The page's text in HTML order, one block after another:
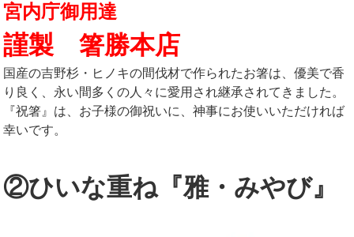
宮内庁御用達
謹製 箸勝本店
国産の吉野杉・ヒノキの間伐材で作られたお箸は、優美で香
り良く、永い間多くの人々に愛用され継承されてきました。
『祝箸』は、お子様の御祝いに、神事にお使いいただければ
幸いです。
②ひいな重ね『雅・みやび』